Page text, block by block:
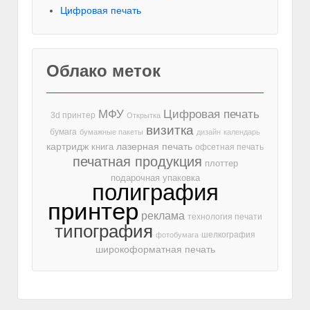
Цифровая печать
Облако меток
3d принтер МФУ Открытка Цифровая печать
бумага бумажные пакеты визитка дизайн календарь
картридж книга лазерная печать офсетная печать
печатная продукция плоттер
подарочная упаковка
полиграфия
принтер реклама технология печати
типография фотобумага шелкография
широкоформатная печать